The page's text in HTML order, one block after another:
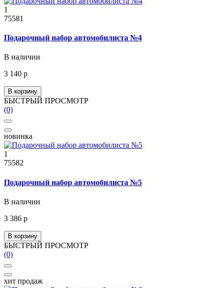
1
75581
Подарочный набор автомобилиста №4
В наличии
3 140 р
В корзину
БЫСТРЫЙ ПРОСМОТР
(0)
новинка
1
75582
Подарочный набор автомобилиста №5
В наличии
3 386 р
В корзину
БЫСТРЫЙ ПРОСМОТР
(0)
хит продаж